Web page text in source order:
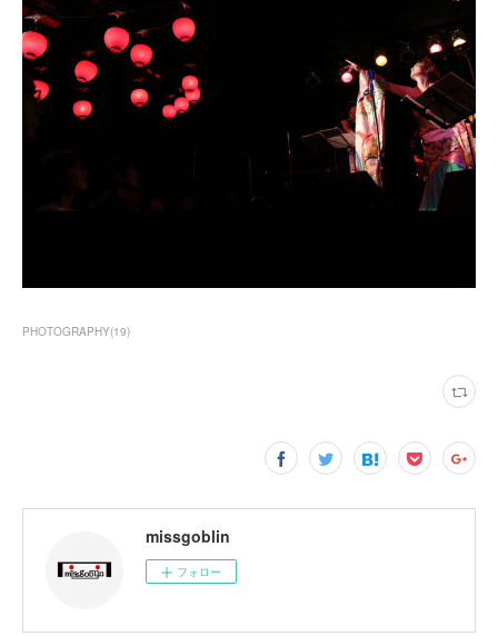
PHOTOGRAPHY(19)
missgoblin
フォロー